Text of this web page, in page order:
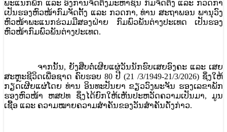
ພະແນກພັກ ແລະ ອົງການຈັດຕັ້ງມະຫາຊົນ ກົມຈັດຕັ້ງ ແລະ ກວດກາ
ເປັນຮອງຫົວໜ້າກົມຈັດຕັ້ງ ແລະ ກວດກາ, ທ່ານ ສະຖາພອນ ພານຸວົງ
ຫົວໜ້າພະແນກຮ່ວມມືສອງຝ່າຍ ກົມພົວພັນຕ່າງປະເທດ ເປັນຮອງ
ຫົວໜ້າກົມພົວພັນຕ່າງປະເທດ.
ຈາກນັ້ນ, ຍັງສືບຕໍ່ເຜີຍແຜ່ວັນນັກຮົບເສຍອົງຄະ ແລະ ເສຍ
ສະຫຼະຊີວິດເພື່ອຊາດ ຄົບຮອບ 80 ປີ (21 /3/1949-21/3/2026) ຊຶ່ງໃຫ້
ກຽດເຜີຍແຜ່ໂດຍ ທ່ານ ອິນທະປັນຍາ ຂຽວວົງພະຈັນ ຮອງເລຂາພັກ
ຮອງຫົວໜ້າ ຫສປທ ຊຶ່ງໄດ້ຍົກໃຫ້ເຫັນປະຫວັດຄວາມເປັນມາ, ມູນ
ເຊື້ອ ແລະ ຄວາມໝາຍຄວາມສໍາຄັນຂອງວັນສໍາຄັນດັ່ງກ່າວ.